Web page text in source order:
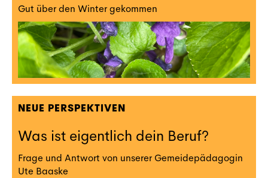
Gut über den Winter gekommen
NEUE PERSPEKTIVEN
Was ist eigentlich dein Beruf?
Frage und Antwort von unserer Gemeidepädagogin
Ute Baaske